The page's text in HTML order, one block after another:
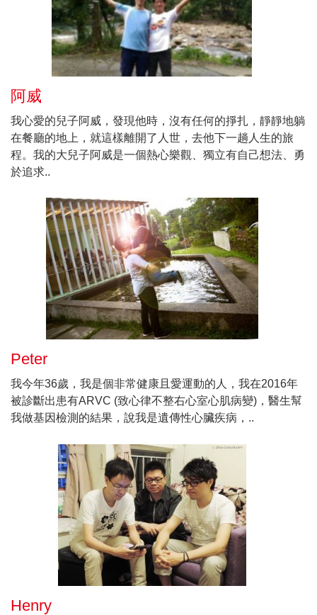
阿威
我心愛的兒子阿威，發現他時，沒有任何的掙扎，靜靜地躺
在餐廳的地上，就這樣離開了人世，去他下一趟人生的旅
程。我的大兒子阿威是一個熱心樂觀、獨立有自己想法、勇
於追求..
Peter
我今年36歲，我是個非常健康且愛運動的人，我在2016年
被診斷出患有ARVC (致心律不整右心室心肌病變)，醫生幫
我做基因檢測的結果，說我是遺傳性心臟疾病，..
Henry